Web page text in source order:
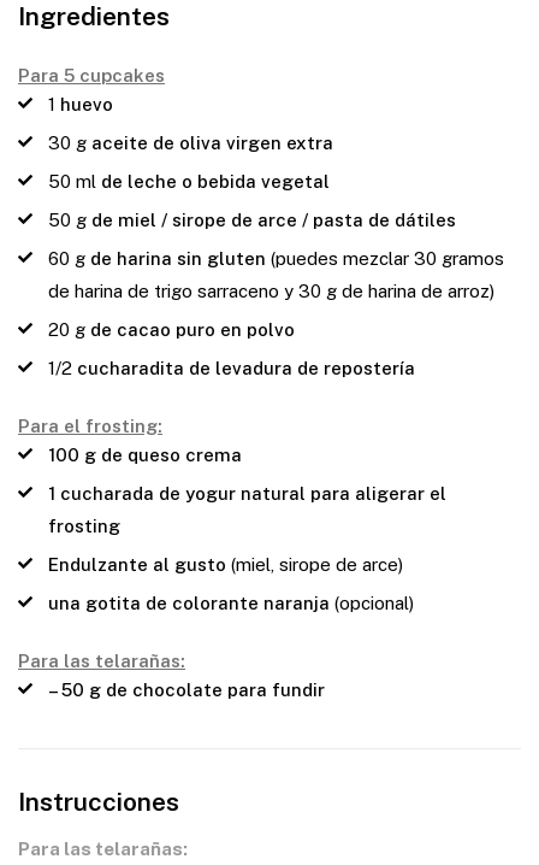
Ingredientes
Para 5 cupcakes
1 huevo
30 g aceite de oliva virgen extra
50 ml de leche o bebida vegetal
50 g de miel / sirope de arce / pasta de dátiles
60 g de harina sin gluten (puedes mezclar 30 gramos
de harina de trigo sarraceno y 30 g de harina de arroz)
20 g de cacao puro en polvo
1/2 cucharadita de levadura de repostería
Para el frosting:
100 g de queso crema
1 cucharada de yogur natural para aligerar el
frosting
Endulzante al gusto (miel, sirope de arce)
una gotita de colorante naranja (opcional)
Para las telarañas:
– 50 g de chocolate para fundir
Instrucciones
Para las telarañas: